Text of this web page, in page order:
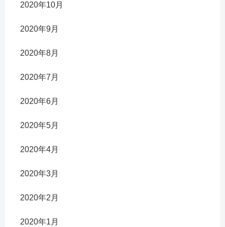
2020年10月
2020年9月
2020年8月
2020年7月
2020年6月
2020年5月
2020年4月
2020年3月
2020年2月
2020年1月